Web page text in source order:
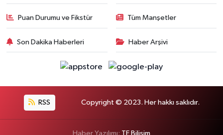
Puan Durumu ve Fikstür Tüm Manşetler
Son Dakika Haberleri Haber Arşivi
RSS Copyright © 2023. Her hakkı saklıdır.
Haber Yazılımı: TE Bilişim